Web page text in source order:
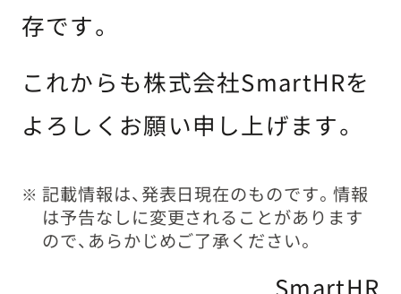
存です。
これからも株式会社SmartHRを
よろしくお願い申し上げます。
※ 記載情報は、発表日現在のものです。情報
は予告なしに変更されることがあります
ので、あらかじめご了承ください。
SmartHR